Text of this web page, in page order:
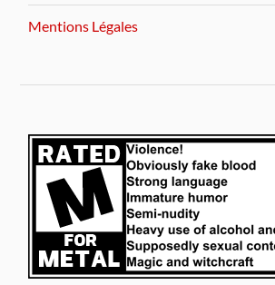
Mentions Légales